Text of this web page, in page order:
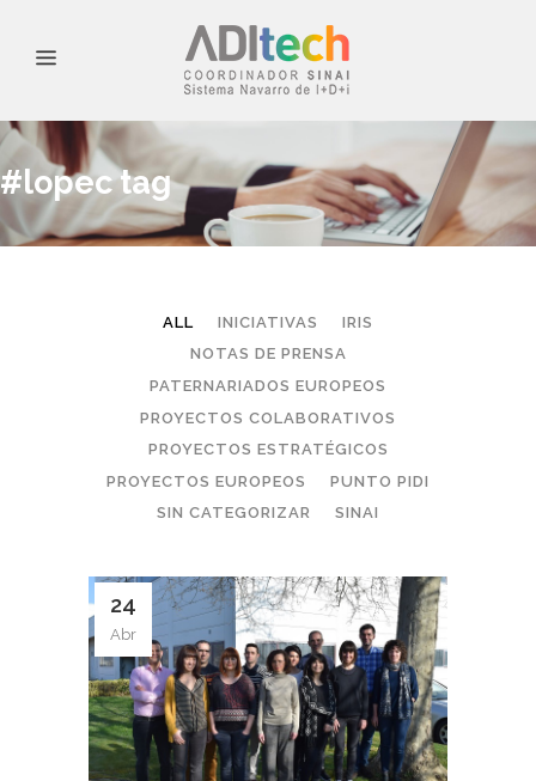
#lopec tag
ALL INICIATIVAS
IRIS
NOTAS DE PRENSA
PATERNARIADOS EUROPEOS
PROYECTOS COLABORATIVOS
PROYECTOS ESTRATÉGICOS
PROYECTOS EUROPEOS
PUNTO PIDI
SIN CATEGORIZAR
SINAI
24
Abr